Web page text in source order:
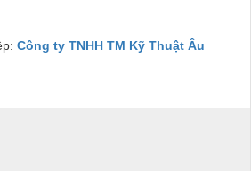
Công ty TNHH TM Kỹ Thuật Âu